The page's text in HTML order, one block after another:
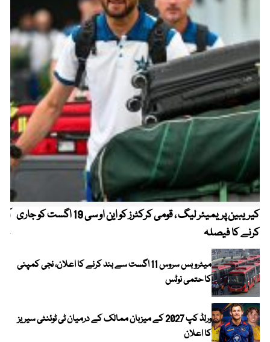
کیریبین پریمیئر لیگ ، قومی کرکٹرز کو این او سی 19 اگست کو جاری
کرنے کا فیصلہ
میٹرو بس سروس 11 اگست سے بند کرنے کا اعلان، نجی کمپنی
کا حتمی نوٹس
ورلڈ کپ 2027 کے میزبان ممالک کے درمیان ٹی ٹوئنٹی سیریز
کا اعلان